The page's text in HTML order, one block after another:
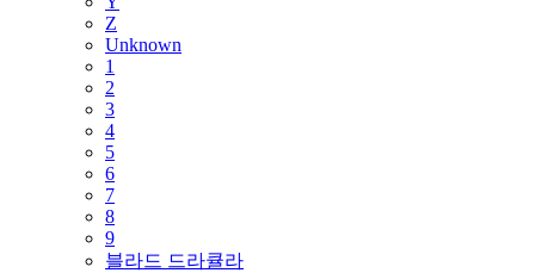
Z
Unknown
1
2
3
4
5
6
7
8
9
블라드 드라큘라